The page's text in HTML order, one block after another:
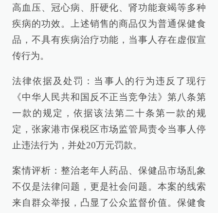
高血压、冠心病、肝硬化、肾功能衰竭等多种
疾病的功效。上述销售的商品仅为普通保健食
品，不具有疾病治疗功能，当事人存在虚假宣
传行为。
法律依据及处罚：当事人的行为违反了现行
《中华人民共和国反不正当竞争法》第八条第
一款的规定，依据该法第二十条第一款的规
定，张家港市保税区市场监管局责令当事人停
止违法行为，并处20万元罚款。
案情评析：整治老年人药品、保健品市场乱象
不仅是法律问题，更是社会问题。本案的线索
来自群众举报，凸显了公众监督价值。保健食